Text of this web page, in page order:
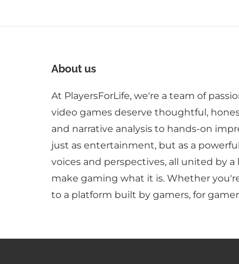
About us
At PlayersForLife, we're a team of
video games deserve thoughtful,
and narrative analysis to hands-on
just as entertainment, but as a
voices and perspectives, all united by
make gaming what it is. Whether
to a platform built by gamers, for